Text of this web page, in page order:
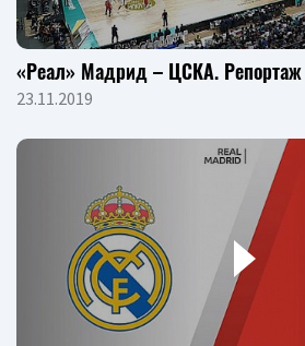
«Реал» Мадрид – ЦСКА. Репортаж
23.11.2019